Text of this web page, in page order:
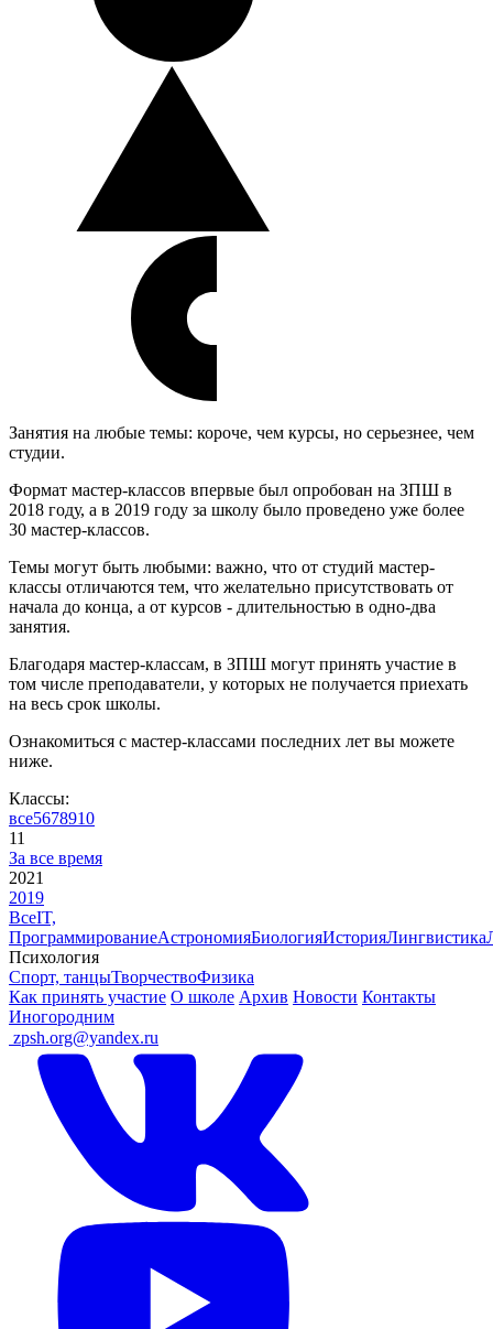
Занятия на любые темы: короче, чем курсы, но серьезнее, чем
студии.
Формат мастер-классов впервые был опробован на ЗПШ в
2018 году, а в 2019 году за школу было проведено уже более
30 мастер-классов.
Темы могут быть любыми: важно, что от студий мастер-
классы отличаются тем, что желательно присутствовать от
начала до конца, а от курсов - длительностью в одно-два
занятия.
Благодаря мастер-классам, в ЗПШ могут принять участие в
том числе преподаватели, у которых не получается приехать
на весь срок школы.
Ознакомиться с мастер-классами последних лет вы можете
ниже.
Классы:
все5678910
11
За все время
2021
2019
ВсеIT,
ПрограммированиеАстрономияБиологияИсторияЛингвистика
Психология
Спорт, танцыТворчествоФизика
Как принять участие О школе Архив Новости Контакты
Иногородним
zpsh.org@yandex.ru